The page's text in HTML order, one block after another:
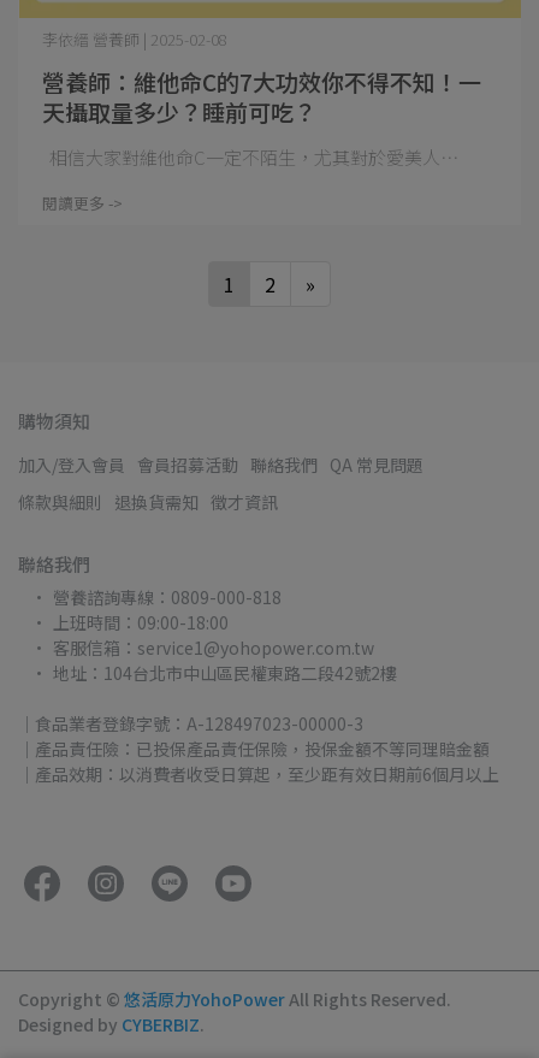
營養師：維他命C的7大功效你不得不知！一
天攝取量多少？睡前可吃？
李依縉 營養師 | 2025-02-08
相信大家對維他命C一定不陌生，尤其對於愛美人⋯
閱讀更多 ->
1 2 »
購物須知
加入/登入會員 會員招募活動 聯絡我們 QA 常見問題
條款與細則
退換貨需知 徵才資訊
聯絡我們
營養諮詢專線：0809-000-818
上班時間：09:00-18:00
客服信箱：service1@yohopower.com.tw
地址：104台北市中山區民權東路二段42號2樓
｜食品業者登錄字號：A-128497023-00000-3
｜產品責任險：已投保產品責任保險，投保金額不等同理賠金額
｜產品效期：以消費者收受日算起，至少距有效日期前6個月以上
Copyright © 悠活原力YohoPowerAll Rights Reserved.
Designed by CYBERBIZ.